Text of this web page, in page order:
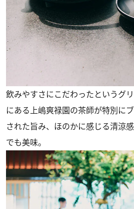
飲みやすさにこだわったというグ
にある上嶋爽禄園の茶師が特別に
された旨み、ほのかに感じる清涼
でも美味。